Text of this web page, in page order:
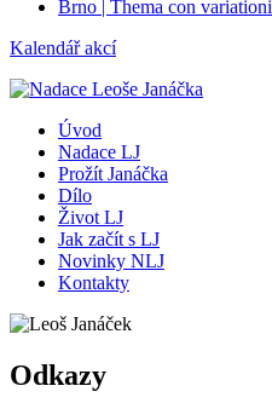
Brno | Thema con variationi
Kalendář akcí
Úvod
Nadace LJ
Prožít Janáčka
Dílo
Život LJ
Jak začít s LJ
Novinky NLJ
Kontakty
Odkazy